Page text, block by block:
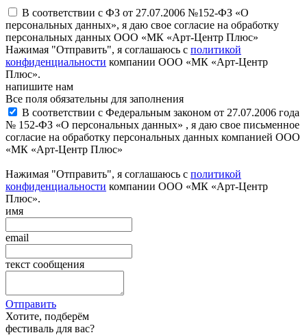
В соответствии с ФЗ от 27.07.2006 №152-ФЗ «О
персональных данных», я даю свое согласие на обработку
персональных данных ООО «МК «Арт-Центр Плюс»
Нажимая "Отправить", я соглашаюсь с политикой
конфиденциальности компании ООО «МК «Арт-Центр
Плюс».
напишите нам
Все поля обязательны для заполнения
В соответствии с Федеральным законом от 27.07.2006 года
№ 152-ФЗ «О персональных данных» , я даю свое письменное
согласие на обработку персональных данных компанией ООО
«МК «Арт-Центр Плюс»
Нажимая "Отправить", я соглашаюсь с политикой
конфиденциальности компании ООО «МК «Арт-Центр
Плюс».
имя
email
текст сообщения
Отправить
Хотите, подберём
фестиваль для вас?